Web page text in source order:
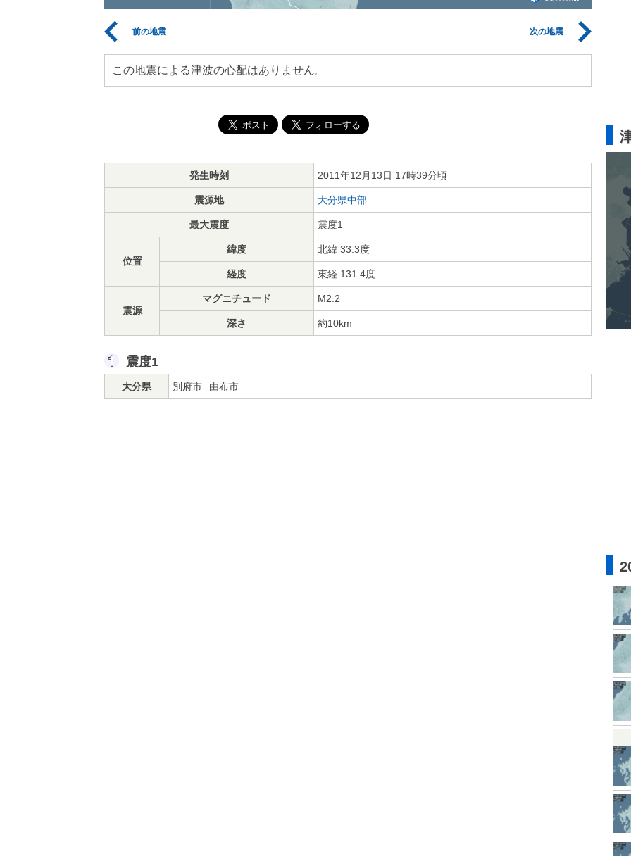
前の地震 次の地震
この地震による津波の心配はありません。
発生時刻 2011年12月13日 17時39分頃
震源地 大分県中部
最大震度 震度1
位置
緯度 北緯 33.3度
経度 東経 131.4度
震源
マグニチュード M2.2
深さ 約10km
震度1
大分県 別府市 由布市